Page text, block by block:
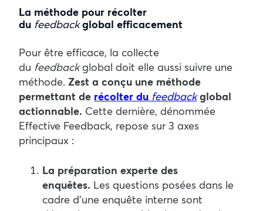
La méthode pour récolter
du feedbackglobal efficacement
Pour être efficace, la collecte
du feedbackglobal doit elle aussi suivre une
méthode. Zest a conçu une méthode
permettant de récolter du feedbackglobal
actionnable. Cette dernière, dénommée
Effective Feedback, repose sur 3 axes
principaux :
La préparation experte des
enquêtes. Les questions posées dans le
cadre d’une enquête interne sont